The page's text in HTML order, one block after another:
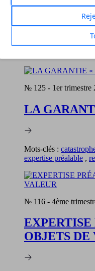
№ 125 - 1er trimestre
LA
Mots-clés :
expertise préalable ,
№ 116 - 4ème
OBJETS DE